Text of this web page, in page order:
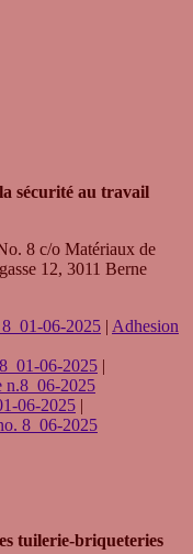
sécurité au travail
8 c/o Matériaux de
12, 3011 Berne
06-2025 | Adhesion
06-2025 |
n.8_06-2025
06-2025 |
8_06-2025
tuilerie-briqueteries